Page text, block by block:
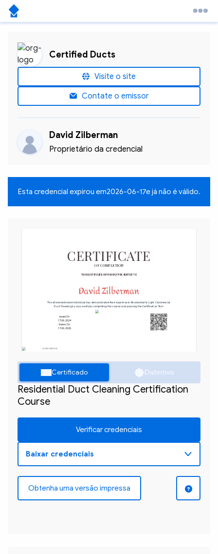
Certified Ducts
Visite o site
Contate o emissor
David Zilberman
Proprietário da credencial
Esta credencial expirou em2026-06-17e já não é válido.
CERTIFICATE
THIS CERTIFICATE IS PROUDLY PRESENTED TO
David Zilberman
The aforementioned individual has demonstrated their expertise in Residential & Light Commercial
Duct Cleaning by successfully completing the course and passing the Certification Test.
22300040849416
17.06.2024
17.06.2026
Issued On
Expires On
OF COMPLETION
Certificado Distintivo
Residential Duct Cleaning Certification
Course
Verificar credenciais
Obtenha uma versão impressa